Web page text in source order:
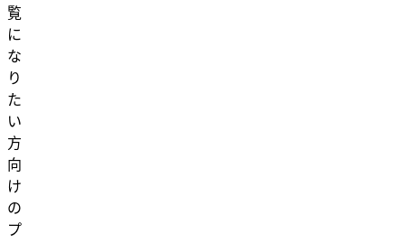
覧
に
な
り
た
い
方
向
け
の
プ